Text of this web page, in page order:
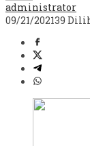
administrator
09/21/202139